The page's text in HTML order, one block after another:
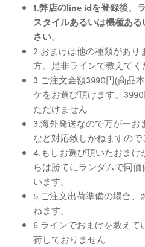
1.弊店のline idを登録後、
スタイルあるいは機種あ
さい。
2.おまけは他の種類があ
方、是非ラインで教えてく
3.ご注文金額3990円(商品
ケをお選び頂けます。
ただけません
3.海外発送なので万が一
など対応致しかねますので
4.もしお選び頂いたおまけ
らは勝てにランダムで同
います。
5.ご注文出荷準備の場合
ねます。
6.ラインでおまけを教えて
荷しておりません